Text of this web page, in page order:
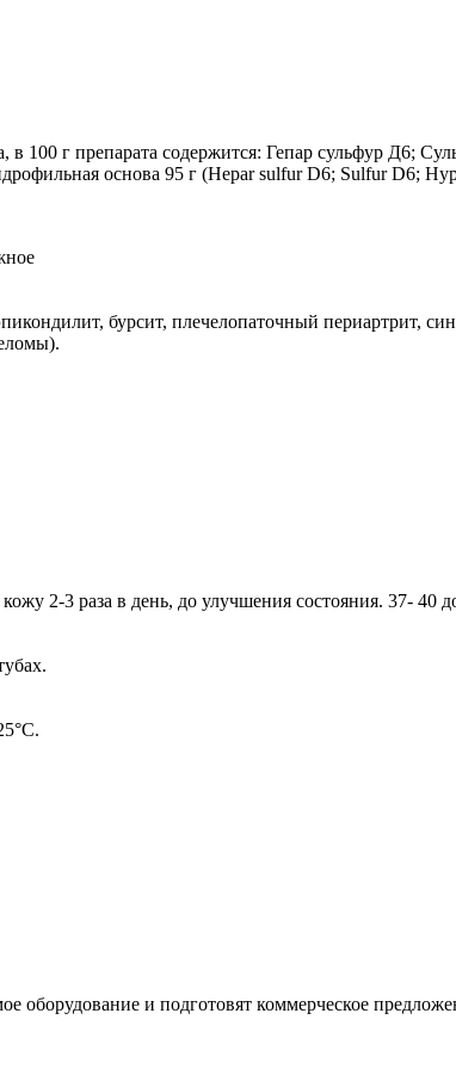
в 100 г препарата содержится: Гепар сульфур
основа 95 г (Hepar sulfur D6; Sulfur D6;
бурсит, плечелопаточный периартрит,
2-3 раза в день, до улучшения состояния. 37- 40
оборудование и подготовят коммерческое